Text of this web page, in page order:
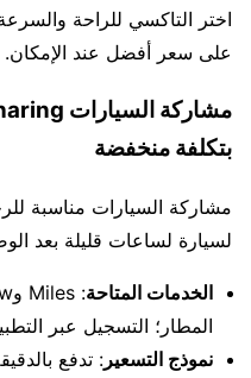
اختر التاكسي للراحة
على سعر أفضل عند الإمكان.
بتكلفة منخفضة
مشاركة السيارات مناسبة
لسيارة لساعات قليلة بعد
الخدمات المتاحة
المطار؛ التسجيل عبر
نموذج التسعير